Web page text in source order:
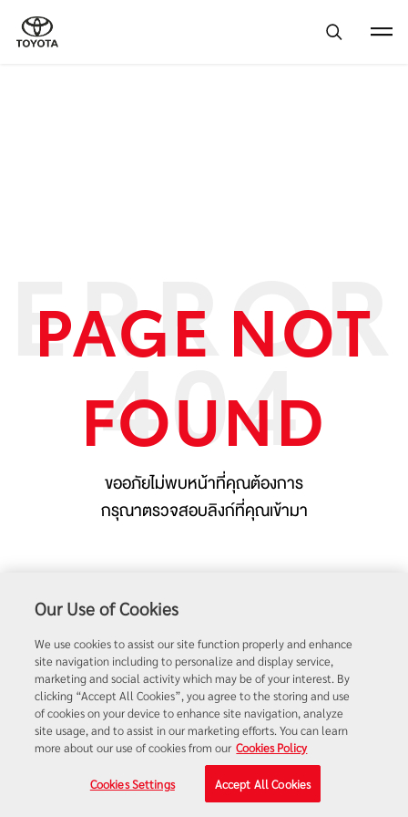
PAGE NOT
FOUND
ขออภัยไม่พบหน้าที่คุณต้องการ
กรุณาตรวจสอบลิงก์ที่คุณเข้ามา
สงวนลิขสิทธิ์ พ.ศ. 2565 บริษัท โตโยต้า มอเตอร์ ประเทศไทย จำกัด
Our Use of Cookies
We use cookies to assist our site function properly and enhance
site navigation including to personalize and display service,
marketing and social activity which may be of your interest. By
clicking “Accept All Cookies”, you agree to the storing and use
of cookies on your device to enhance site navigation, analyze
site usage, and to assist in our marketing efforts. You can learn
more about our use of cookies from our Cookies Policy
Cookies Settings Accept All Cookies